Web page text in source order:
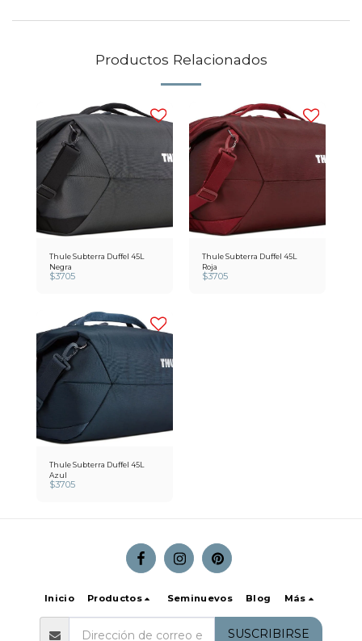
Productos Relacionados
Thule Subterra Duffel 45L
Negra
$3705
Thule Subterra Duffel 45L
Roja
$3705
Thule Subterra Duffel 45L
Azul
$3705
Inicio Productos Seminuevos Blog Más
SUSCRIBIRSE